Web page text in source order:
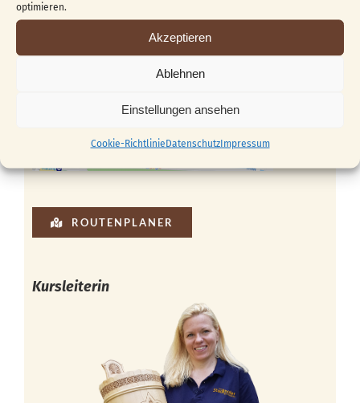
optimieren.
Akzeptieren
Ablehnen
Einstellungen ansehen
Cookie-RichtlinieDatenschutzImpressum
ROUTENPLANER
Kursleiterin